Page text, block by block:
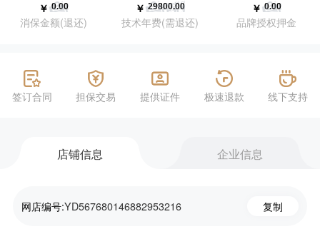
￥
消保金额(退还)
￥
技术年费(需退还)
￥
品牌授权押金
签订合同 担保交易 提供证件 极速退款 线下支持
店铺信息 企业信息
网店编号:YD567680146882953216 复制